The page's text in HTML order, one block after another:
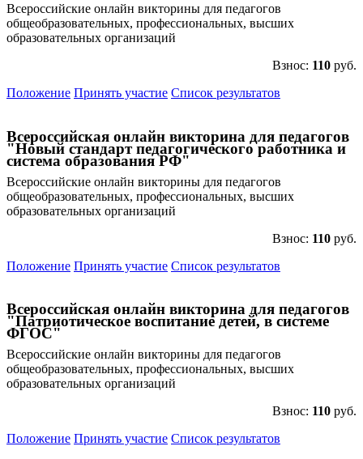
Всероссийские онлайн викторины для педагогов
общеобразовательных, профессиональных, высших
образовательных организаций
Взнос: 110 руб.
Положение Принять участие Список результатов
Всероссийская онлайн викторина для педагогов
"Новый стандарт педагогического работника и
система образования РФ"
Всероссийские онлайн викторины для педагогов
общеобразовательных, профессиональных, высших
образовательных организаций
Взнос: 110 руб.
Положение Принять участие Список результатов
Всероссийская онлайн викторина для педагогов
"Патриотическое воспитание детей, в системе
ФГОС"
Всероссийские онлайн викторины для педагогов
общеобразовательных, профессиональных, высших
образовательных организаций
Взнос: 110 руб.
Положение Принять участие Список результатов